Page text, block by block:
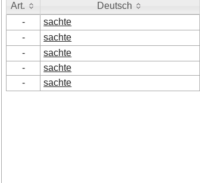
Art. Deutsch
- sachte
-
sachte
-
sachte
-
sachte
-
sachte